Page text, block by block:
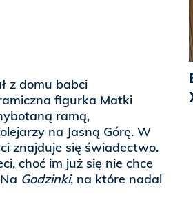
z domu babci
figurka Matki
ramą,
na Jasną Górę. W
znajduje się świadectwo.
choć im już się nie chce
Godzinki, na które nadal